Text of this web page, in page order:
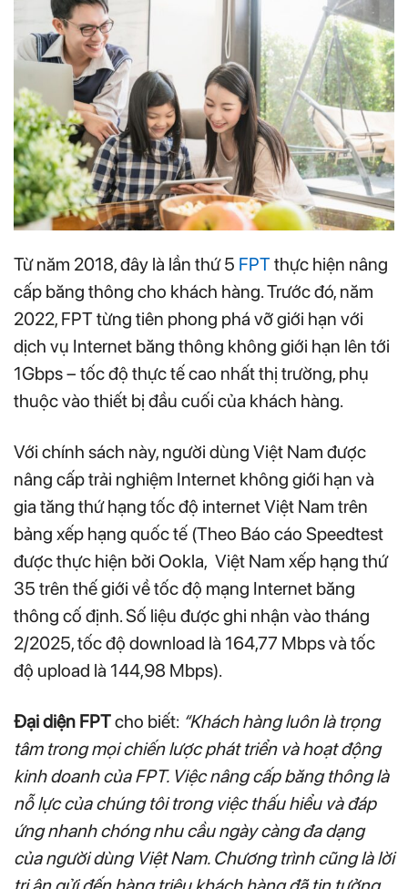
Từ năm 2018, đây là lần thứ 5 FPTthực hiện nâng
cấp băng thông cho khách hàng. Trước đó, năm
2022, FPT từng tiên phong phá vỡ giới hạn với
dịch vụ Internet băng thông không giới hạn lên tới
1Gbps – tốc độ thực tế cao nhất thị trường, phụ
thuộc vào thiết bị đầu cuối của khách hàng.
Với chính sách này, người dùng Việt Nam được
nâng cấp trải nghiệm Internet không giới hạn và
gia tăng thứ hạng tốc độ internet Việt Nam trên
bảng xếp hạng quốc tế (Theo Báo cáo Speedtest
được thực hiện bởi Ookla, Việt Nam xếp hạng thứ
35 trên thế giới về tốc độ mạng Internet băng
thông cố định. Số liệu được ghi nhận vào tháng
2/2025, tốc độ download là 164,77 Mbps và tốc
độ upload là 144,98 Mbps).
Đại diện FPTcho biết: “Khách hàng luôn là trọng
tâm trong mọi chiến lược phát triển và hoạt động
kinh doanh của FPT. Việc nâng cấp băng thông là
nỗ lực của chúng tôi trong việc thấu hiểu và đáp
ứng nhanh chóng nhu cầu ngày càng đa dạng
của người dùng Việt Nam. Chương trình cũng là lời